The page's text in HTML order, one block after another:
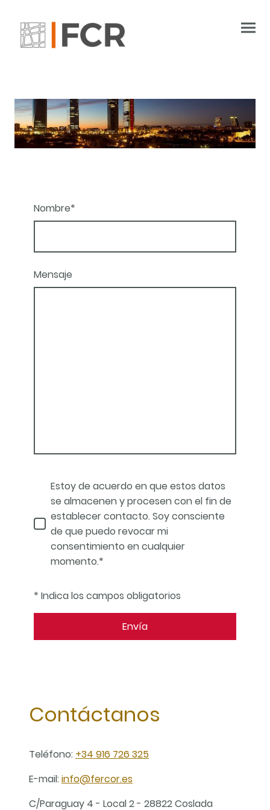
Nombre*
Mensaje
Estoy de acuerdo en que estos datos
se almacenen y procesen con el fin de
establecer contacto. Soy consciente
de que puedo revocar mi
consentimiento en cualquier
momento.*
* Indica los campos obligatorios
Envía
Contáctanos
Teléfono: +34 916 726 325
E-mail:info@fercor.es
C/Paraguay 4 - Local 2 - 28822 Coslada